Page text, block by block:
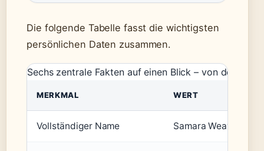
Die folgende Tabelle fasst die wichtigsten
persönlichen Daten zusammen.
Sechs zentrale Fakten auf einen Blick – von der
MERKMAL WERT
Vollständiger Name Samara Weaving